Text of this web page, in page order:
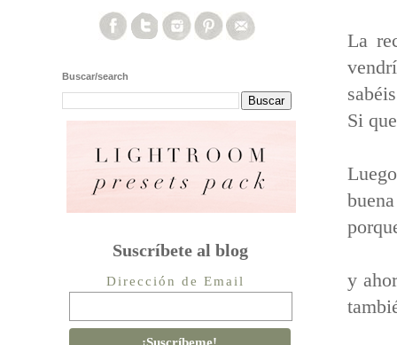
La
Si
y
Buscar/search
Suscríbete al blog
Dirección de Email